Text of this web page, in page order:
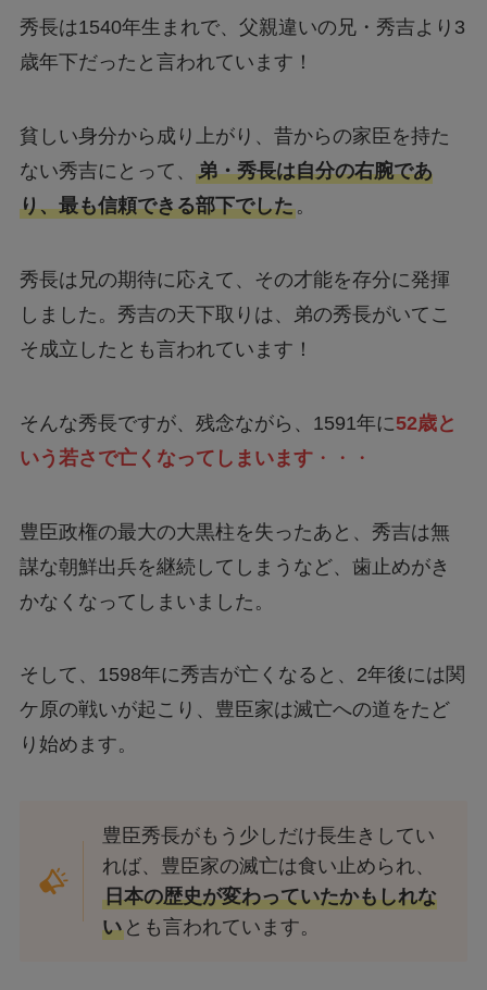
秀長は1540年生まれで、父親違いの兄・秀吉より3
歳年下だったと言われています！
貧しい身分から成り上がり、昔からの家臣を持た
ない秀吉にとって、 弟・秀長は自分の右腕であ
り、最も信頼できる部下でした。
秀長は兄の期待に応えて、その才能を存分に発揮
しました。秀吉の天下取りは、弟の秀長がいてこ
そ成立したとも言われています！
そんな秀長ですが、残念ながら、1591年に52歳と
いう若さで亡くなってしまいます・・・
豊臣政権の最大の大黒柱を失ったあと、秀吉は無
謀な朝鮮出兵を継続してしまうなど、歯止めがき
かなくなってしまいました。
そして、1598年に秀吉が亡くなると、2年後には関
ケ原の戦いが起こり、豊臣家は滅亡への道をたど
り始めます。
豊臣秀長がもう少しだけ長生きしてい
れば、豊臣家の滅亡は食い止められ、
日本の歴史が変わっていたかもしれな
い とも言われています。